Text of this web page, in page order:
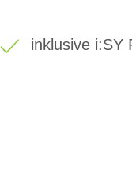
inklusive i:SY